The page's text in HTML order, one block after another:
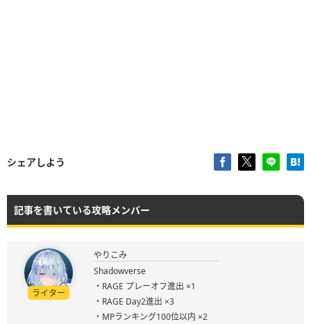
シェアしよう
記事を書いている攻略メンバー
ライター
やりこみ
Shadowverse
・RAGE プレーオフ進出 ×1
・RAGE Day2進出 ×3
・MPランキング100位以内 ×2